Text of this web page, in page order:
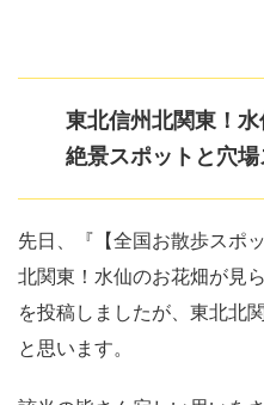
東北信州北関東！
絶景スポットと穴場
先日、『【全国お散歩スポ
北関東！水仙のお花畑が見
を投稿しましたが、東北北
と思います。